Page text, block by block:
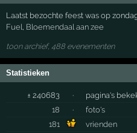
Laatst bezochte feest was op
Fuel, Bloemendaal aan zee
toon archief, 488 evenementen
Statistieken
± 240683 ·
pagina's
18
·
foto's
181
vrienden